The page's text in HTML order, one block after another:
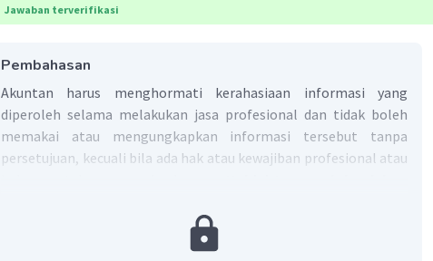
Jawaban terverifikasi
Pembahasan
Akuntan harus menghormati kerahasiaan informasi yang
diperoleh selama melakukan jasa profesional dan tidak boleh
memakai atau mengungkapkan informasi tersebut tanpa
persetujuan, kecuali bila ada hak atau kewajiban profesional atau
Jadi, jawaban yang tepat adalah pilihan D.